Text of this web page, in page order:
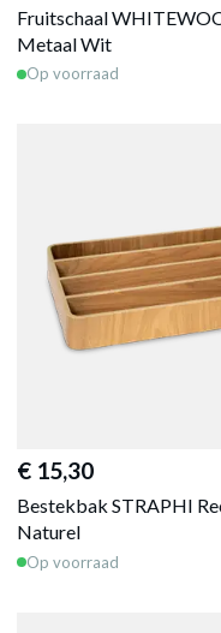
Fruitschaal
Metaal Wit
Op voorraad
€ 15,30
Bestekbak STRAPHI
Naturel
Op voorraad